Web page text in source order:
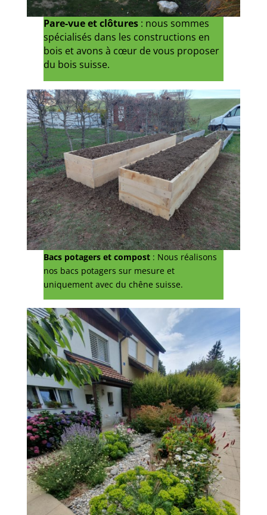
Pare-vue et clôtures : nous sommes
spécialisés dans les constructions en
bois et avons à cœur de vous proposer
du bois suisse.
Bacs potagers et compost : Nous réalisons
nos bacs potagers sur mesure et
uniquement avec du chêne suisse.